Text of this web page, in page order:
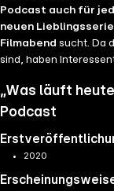
Podcast auch für
neuen
Filmabend sucht. Da
sind, haben
„Was läuft
Podcast
2020